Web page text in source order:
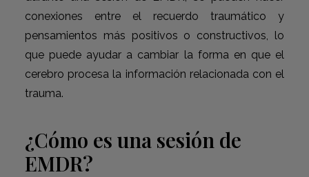
conexiones entre el recuerdo traumático y
pensamientos más positivos o constructivos, lo
que puede ayudar a cambiar la forma en que el
cerebro procesa la información relacionada con el
trauma.
¿Cómo es una sesión de
EMDR?